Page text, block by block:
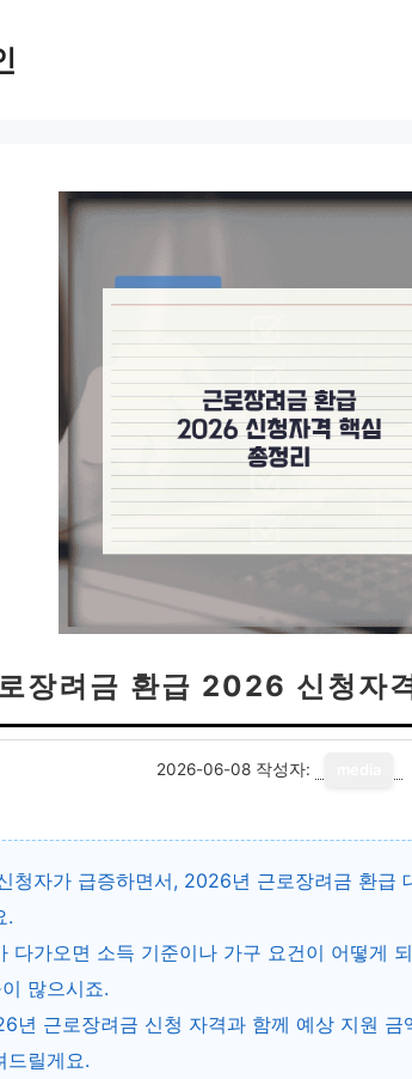
장려금 환급 2026 신청자
2026-06-08 작성자:
청자가 급증하면서, 2026년 근로장려금 환급
.
다가오면 소득 기준이나 가구 요건이 어떻게
많으시죠.
년 근로장려금 신청 자격과 함께 예상 지원
드릴게요.